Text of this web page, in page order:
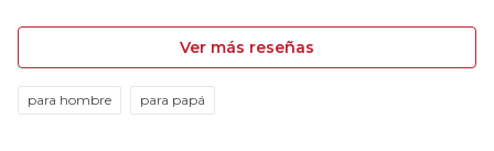
Ver más reseñas
para hombre para papá